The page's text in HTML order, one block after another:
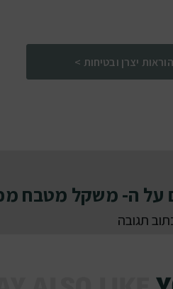
יצרן ובטיחות >
ה- משקל מטבח
תגובה